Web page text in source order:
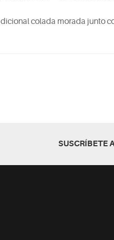
colada morada junto
SUSCRÍBETE